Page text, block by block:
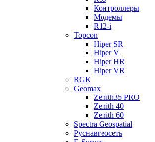
Контроллеры
Модемы
R12-i
Topcon
Hiper SR
Hiper V
Hiper HR
Hiper VR
RGK
Geomax
Zenith35 PRO
Zenith 40
Zenith 60
Spectra Geospatial
Руснавгеосеть